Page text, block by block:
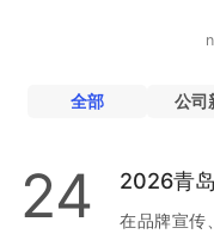
全部 公司
24
在品牌宣传